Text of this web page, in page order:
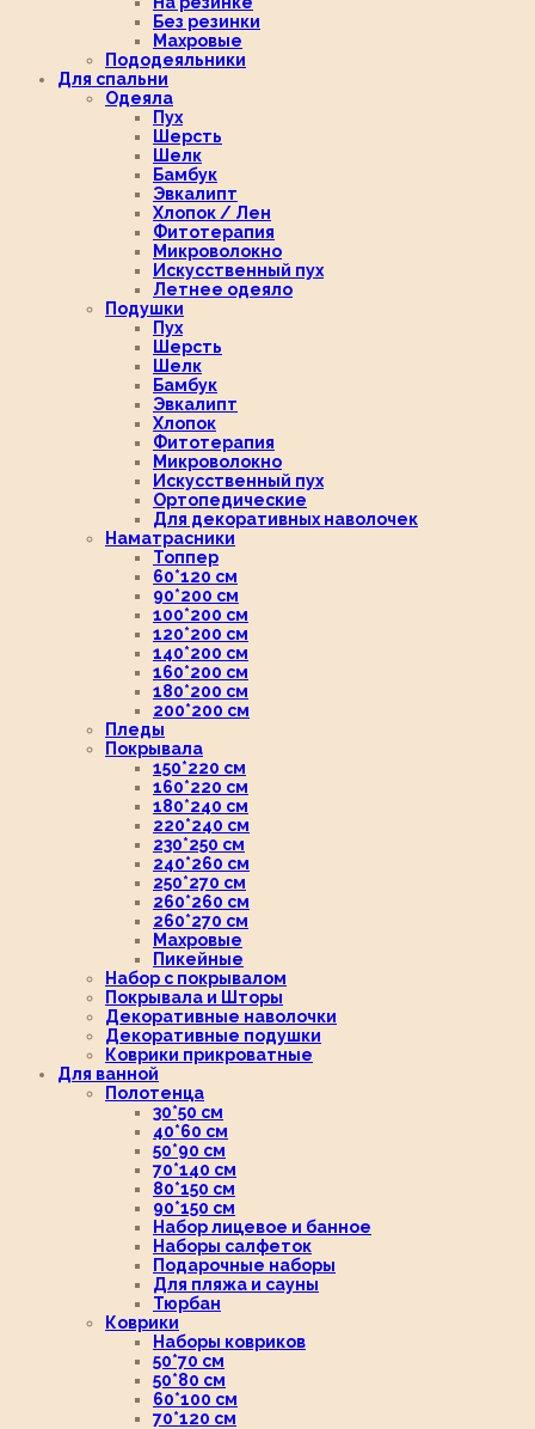
Без резинки
Махровые
Пододеяльники
Для спальни
Одеяла
Пух
Шерсть
Шелк
Бамбук
Эвкалипт
Хлопок / Лен
Фитотерапия
Микроволокно
Искусственный пух
Летнее одеяло
Подушки
Пух
Шерсть
Шелк
Бамбук
Эвкалипт
Хлопок
Фитотерапия
Микроволокно
Искусственный пух
Ортопедические
Для декоративных наволочек
Наматрасники
Топпер
60*120 см
90*200 см
100*200 см
120*200 см
140*200 см
160*200 см
180*200 см
200*200 см
Пледы
Покрывала
150*220 см
160*220 см
180*240 см
220*240 см
230*250 см
240*260 см
250*270 см
260*260 см
260*270 см
Махровые
Пикейные
Набор с покрывалом
Покрывала и Шторы
Декоративные наволочки
Декоративные подушки
Коврики прикроватные
Для ванной
Полотенца
30*50 см
40*60 см
50*90 см
70*140 см
80*150 см
90*150 см
Набор лицевое и банное
Наборы салфеток
Подарочные наборы
Для пляжа и сауны
Тюрбан
Коврики
Наборы ковриков
50*70 см
50*80 см
60*100 см
70*120 см